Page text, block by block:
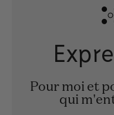
Pour moi et
qui